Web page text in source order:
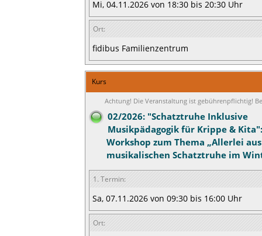
Mi, 04.11.2026 von 18:30 bis 20:30 Uhr
Ort:
fidibus Familienzentrum
Kurs
Achtung! Die Veranstaltung ist gebührenpflichtig!
02/2026: "Schatztruhe Inklusive
Musikpädagogik für Krippe &
Workshop zum Thema „Allerlei
musikalischen Schatztruhe im
1. Termin:
Sa, 07.11.2026 von 09:30 bis 16:00 Uhr
Ort: